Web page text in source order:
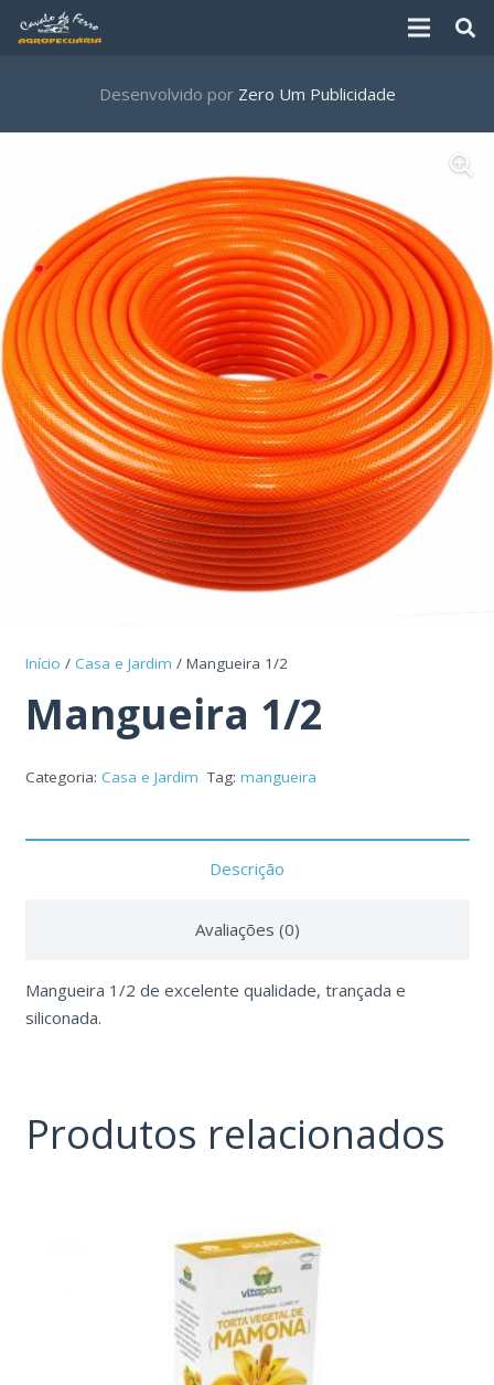
Desenvolvido por Zero Um Publicidade
Início / Casa e Jardim / Mangueira 1/2
Mangueira 1/2
Categoria: Casa e Jardim Tag: mangueira
Descrição
Avaliações (0)
Mangueira 1/2 de excelente qualidade, trançada e
siliconada.
Produtos relacionados